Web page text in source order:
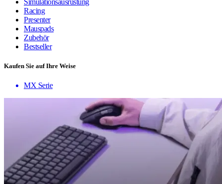
Racing
Presenter
Mauspads
Zubehör
Bestseller
Kaufen Sie auf Ihre Weise
MX Serie